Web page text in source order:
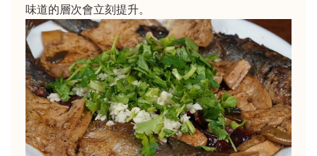
味道的層次會立刻提升。